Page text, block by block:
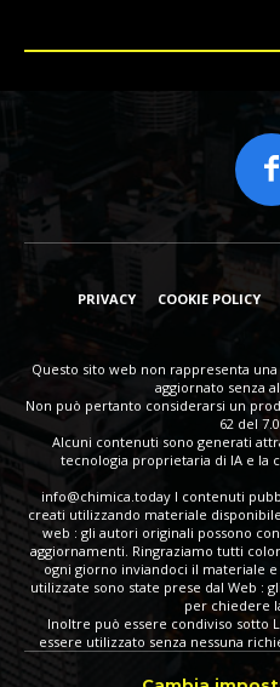
PRIVACY COOKIE POLICY
Questo sito web non rappresenta
aggiornato senza
Non può pertanto considerarsi un
62 del
Alcuni contenuti sono generati
tecnologia proprietaria di IA e la
info@chimica.todayI contenuti
creati utilizzando materiale
web : gli autori originali possono
aggiornamenti. Ringraziamo tutti
ogni giorno inviandoci il materiale
utilizzate sono state prese dal Web :
per chiedere
Inoltre può essere condiviso sotto
essere utilizzato senza nessuna